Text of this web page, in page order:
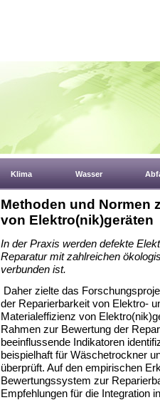
Klima Wasser
Methoden und Normen
von Elektro(nik)geräten
In der Praxis werden defekte
Reparatur mit zahlreichen
verbunden ist.
Daher zielte das
der Reparierbarkeit von Elektro-
Materialeffizienz von
Rahmen zur Bewertung der
beeinflussende Indikatoren
beispielhaft für Wäschetrockner
überprüft. Auf den empirischen
Bewertungssystem zur
Empfehlungen für die Integration